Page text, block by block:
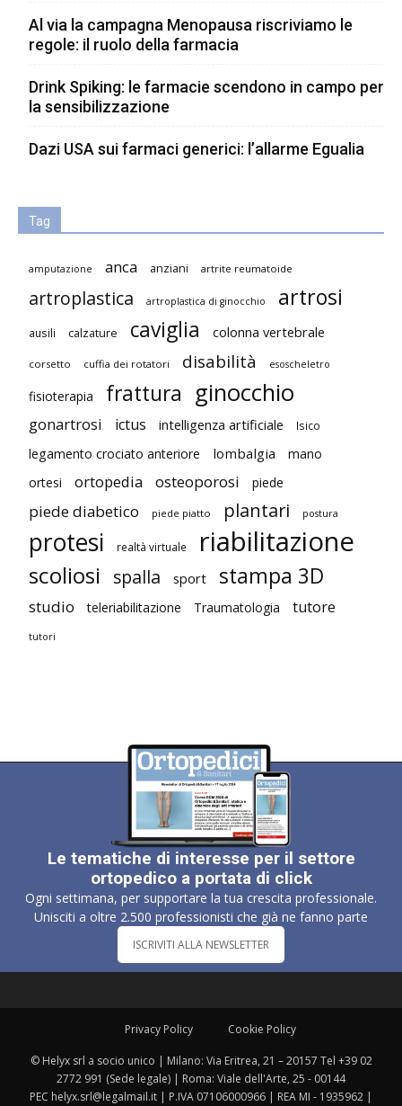
Al via la campagna Menopausa riscriviamo le
regole: il ruolo della farmacia
Drink Spiking: le farmacie scendono in campo per
la sensibilizzazione
Dazi USA sui farmaci generici: l’allarme Egualia
Tag
amputazione anca anziani artrite reumatoide
artroplastica artroplastica di ginocchio artrosi
ausili calzature caviglia colonna vertebrale
corsetto cuffia dei rotatori disabilità esoscheletro
fisioterapia frattura ginocchio
gonartrosi ictus intelligenza artificiale Isico
legamento crociato anteriore lombalgia
mano
ortesi
ortopedia osteoporosi piede
piede diabetico piede piatto plantari postura
protesi realtà virtuale riabilitazione
scoliosi spalla sport stampa 3D
studio teleriabilitazione Traumatologia tutore
tutori
Le tematiche di interesse per il settore
ortopedico a portata di click
Ogni settimana, per supportare la tua crescita professionale.
Unisciti a oltre 2.500 professionisti che già ne fanno parte
ISCRIVITI ALLA NEWSLETTER
Privacy Policy Cookie Policy
© Helyx srl a socio unico | Milano: Via Eritrea, 21 – 20157 Tel +39 02
2772 991 (Sede legale) | Roma: Viale dell'Arte, 25 - 00144
PEC helyx.srl@legalmail.it | P.IVA 07106000966 | REA MI - 1935962 |